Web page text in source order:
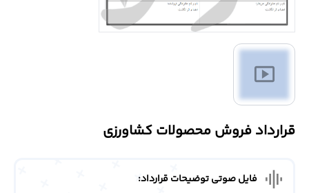
درباره
ما
تماس
با
smart_display
قرارداد فروش محصولات کشاورزی
graphic_eq فایل صوتی توضیحات قرارداد: